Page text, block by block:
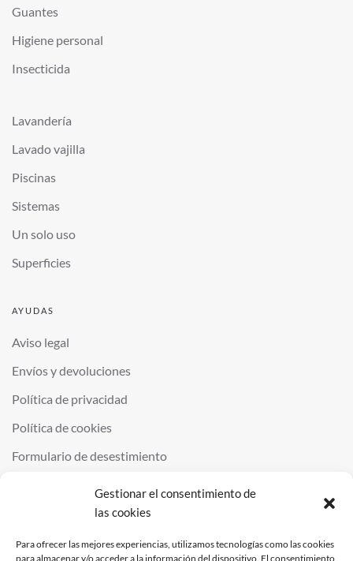
Gestionar el consentimiento de
las cookies
Para ofrecer las mejores experiencias, utilizamos tecnologías como las cookies
para almacenar y/o acceder a la información del dispositivo. El consentimiento
Guantes
Higiene personal
Insecticida
Lavandería
Lavado vajilla
Piscinas
Sistemas
Un solo uso
Superficies
AYUDAS
Aviso legal
Envíos y devoluciones
Política de privacidad
Política de cookies
Formulario de desestimiento
QUIMINOR SL. ALL RIGHTS RESERVED.